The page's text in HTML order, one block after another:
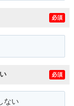
必須
必須
ない